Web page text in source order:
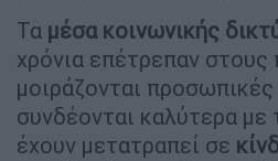
Τα μέσα κοινωνικής
χρόνια επέτρεπαν στους
μοιράζονται προσωπικές
συνδέονται καλύτερα με
έχουν μετατραπεί σε